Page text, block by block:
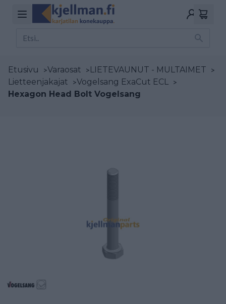
Etusivu >Varaosat >LIETEVAUNUT - MULTAIMET >
Lietteenjakajat >Vogelsang ExaCut ECL >
Hexagon Head Bolt Vogelsang